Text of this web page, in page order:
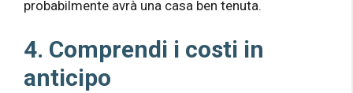
probabilmente avrà una casa ben tenuta.
4. Comprendi i costi in
anticipo